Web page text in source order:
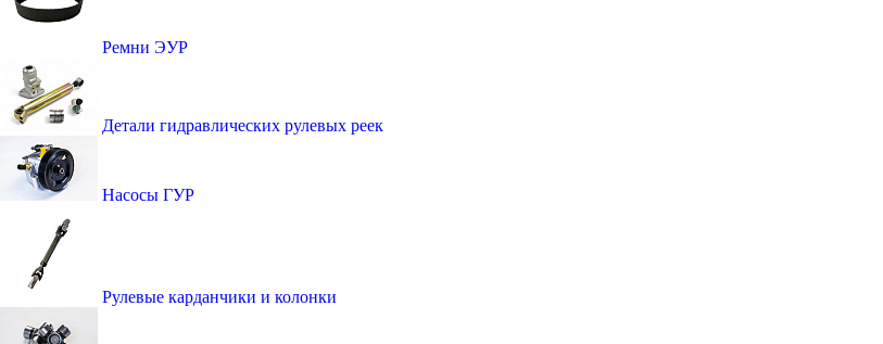
Ремни ЭУР
Детали гидравлических рулевых реек
Насосы ГУР
Рулевые карданчики и колонки